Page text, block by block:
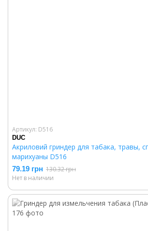
Артикул: D516
DUC
Акриловий гриндер для табака, травы,
марихуаны D516
79.19 грн 130.32 грн
Нет в наличии